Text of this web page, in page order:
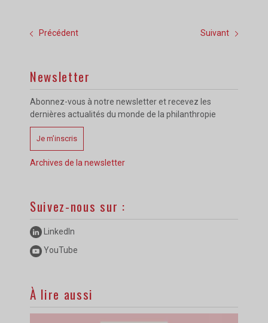
Précédent Suivant
Newsletter
Abonnez-vous à notre newsletter et recevez les
dernières actualités du monde de la philanthropie
Je m’inscris
Archives de la newsletter
Suivez-nous sur :
LinkedIn
YouTube
À lire aussi